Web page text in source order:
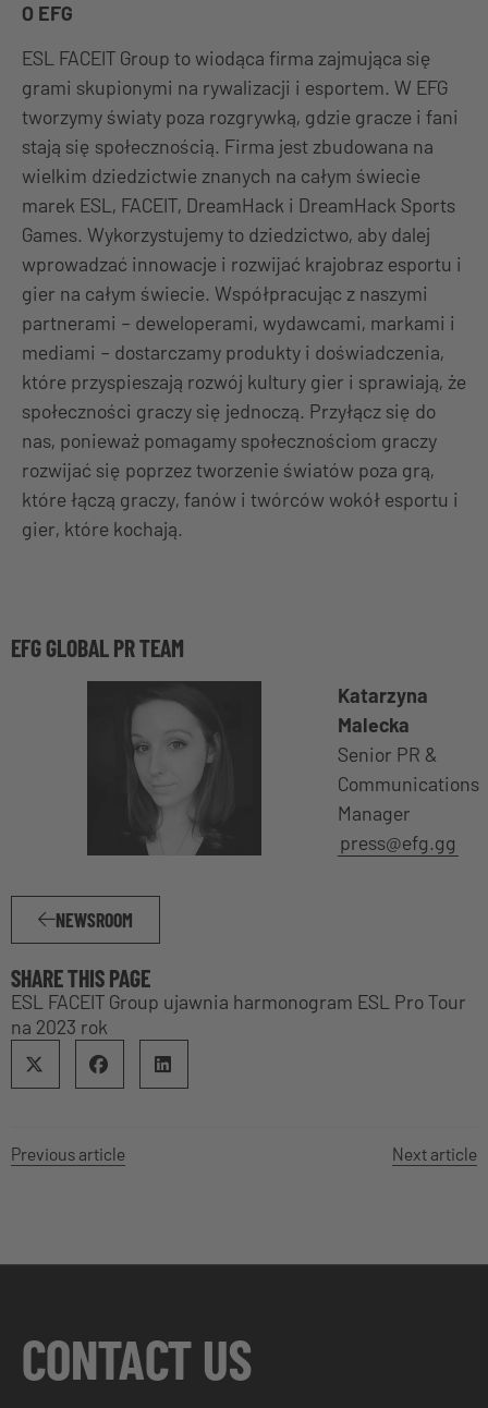
O EFG
ESL FACEIT Group to wiodąca firma zajmująca się
grami skupionymi na rywalizacji i esportem. W EFG
tworzymy światy poza rozgrywką, gdzie gracze i fani
stają się społecznością. Firma jest zbudowana na
wielkim dziedzictwie znanych na całym świecie
marek ESL, FACEIT, DreamHack i DreamHack Sports
Games. Wykorzystujemy to dziedzictwo, aby dalej
wprowadzać innowacje i rozwijać krajobraz esportu i
gier na całym świecie. Współpracując z naszymi
partnerami – deweloperami, wydawcami, markami i
mediami – dostarczamy produkty i doświadczenia,
które przyspieszają rozwój kultury gier i sprawiają, że
społeczności graczy się jednoczą. Przyłącz się do
nas, ponieważ pomagamy społecznościom graczy
rozwijać się poprzez tworzenie światów poza grą,
które łączą graczy, fanów i twórców wokół esportu i
gier, które kochają.
EFG GLOBAL PR TEAM
Katarzyna
Malecka
Senior PR &
Communications
Manager
press@efg.gg
NEWSROOM
SHARE THIS PAGE
ESL FACEIT Group ujawnia harmonogram ESL Pro Tour
na 2023 rok
Previous article Next article
CONTACT US